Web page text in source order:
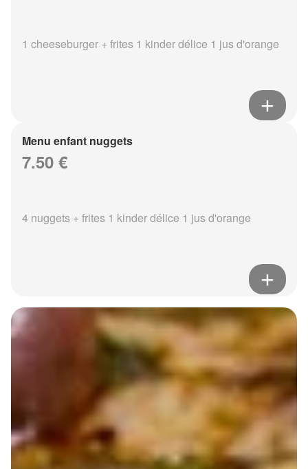
1 cheeseburger + frites 1 kinder délice 1 jus d'orange
Menu enfant nuggets
7.50 €
4 nuggets + frites 1 kinder délice 1 jus d'orange